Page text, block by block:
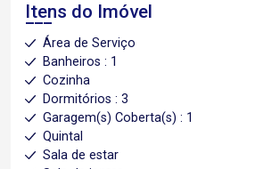
Itens do Imóvel
Área de Serviço
Banheiros : 1
Cozinha
Dormitórios : 3
Garagem(s) Coberta(s) : 1
Quintal
Sala de estar